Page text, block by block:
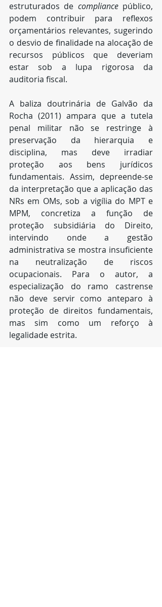
estruturados de compliance público,
podem contribuir para reflexos
orçamentários relevantes, sugerindo
o desvio de finalidade na alocação de
recursos públicos que deveriam
estar sob a lupa rigorosa da
auditoria fiscal.
A baliza doutrinária de Galvão da
Rocha (2011) ampara que a tutela
penal militar não se restringe à
preservação da hierarquia e
disciplina, mas deve irradiar
proteção aos bens jurídicos
fundamentais. Assim, depreende-se
da interpretação que a aplicação das
NRs em OMs, sob a vigília do MPT e
MPM, concretiza a função de
proteção subsidiária do Direito,
intervindo onde a gestão
administrativa se mostra insuficiente
na neutralização de riscos
ocupacionais. Para o autor, a
especialização do ramo castrense
não deve servir como anteparo à
proteção de direitos fundamentais,
mas sim como um reforço à
legalidade estrita.